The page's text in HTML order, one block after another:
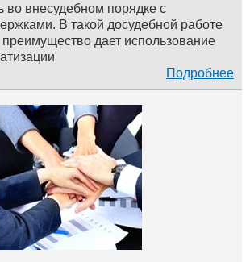
во внесудебном порядке с
В такой досудебной работе
дает использование
Подробнее